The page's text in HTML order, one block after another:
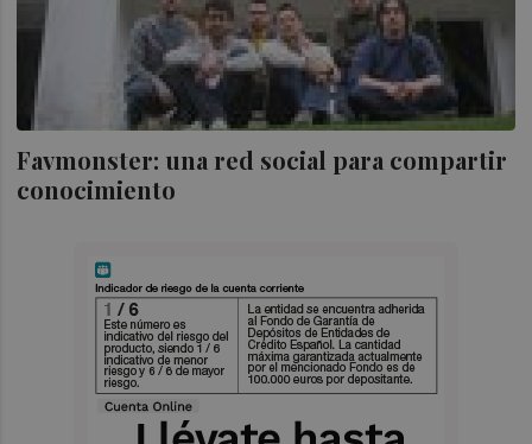
Favmonster: una red social para compartir
conocimiento